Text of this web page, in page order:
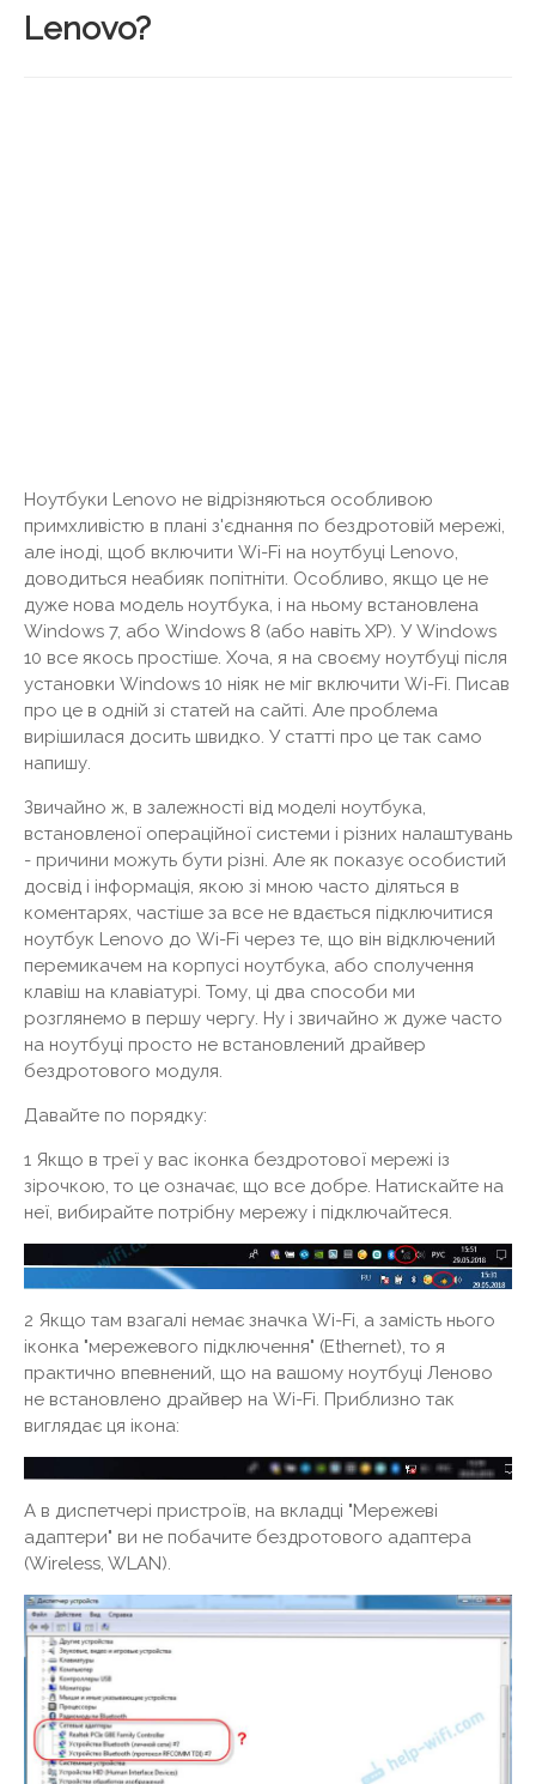
Lenovo?
Ноутбуки Lenovo не відрізняються особливою
примхливістю в плані з'єднання по бездротовій мережі,
але іноді, щоб включити Wi-Fi на ноутбуці Lenovo,
доводиться неабияк попітніти. Особливо, якщо це не
дуже нова модель ноутбука, і на ньому встановлена ​​
Windows 7, або Windows 8 (або навіть XP). У Windows
10 все якось простіше. Хоча, я на своєму ноутбуці після
установки Windows 10 ніяк не міг включити Wi-Fi. Писав
про це в одній зі статей на сайті. Але проблема
вирішилася досить швидко. У статті про це так само
напишу.
Звичайно ж, в залежності від моделі ноутбука,
встановленої операційної системи і різних налаштувань
- причини можуть бути різні. Але як показує особистий
досвід і інформація, якою зі мною часто діляться в
коментарях, частіше за все не вдається підключитися
ноутбук Lenovo до Wi-Fi через те, що він відключений
перемикачем на корпусі ноутбука, або сполучення
клавіш на клавіатурі. Тому, ці два способи ми
розглянемо в першу чергу. Ну і звичайно ж дуже часто
на ноутбуці просто не встановлений драйвер
бездротового модуля.
Давайте по порядку:
1 Якщо в треї у вас іконка бездротової мережі із
зірочкою, то це означає, що все добре. Натискайте на
неї, вибирайте потрібну мережу і підключайтеся.
2 Якщо там взагалі немає значка Wi-Fi, а замість нього
іконка "мережевого підключення" (Ethernet), то я
практично впевнений, що на вашому ноутбуці Леново
не встановлено драйвер на Wi-Fi. Приблизно так
виглядає ця ікона:
А в диспетчері пристроїв, на вкладці "Мережеві
адаптери" ви не побачите бездротового адаптера
(Wireless, WLAN).